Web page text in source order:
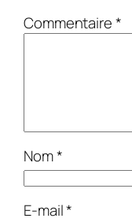
Commentaire*
Nom*
E-mail*